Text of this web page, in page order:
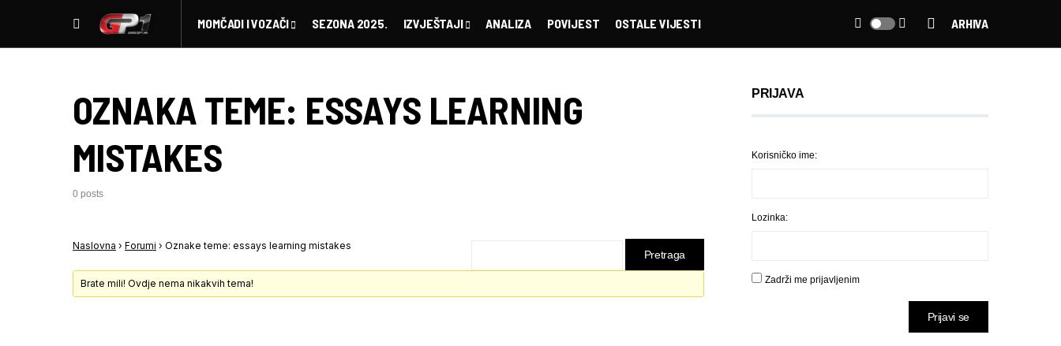
MOMČADI I VOZAČI SEZONA 2025. IZVJEŠTAJI ANALIZA POVIJEST OSTALE VIJESTI ARHIVA
OZNAKA TEME: ESSAYS LEARNING
MISTAKES
0 posts
Naslovna › Forumi › Oznake teme: essays learning mistakes
Brate mili! Ovdje nema nikakvih tema!
PRIJAVA
Korisničko ime:
Lozinka:
Zadrži me prijavljenim
Prijavi se